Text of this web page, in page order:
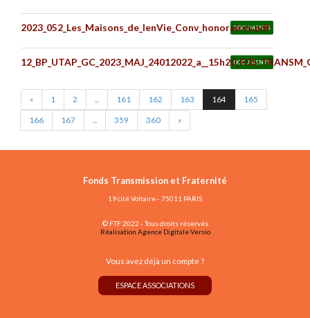
DOCUMENTS
2023_052_Les_Maisons_de_lenVie_Conv_honoraires.pdf
DOCUMENTS
« 1 2 161 162 163 164 165
166 167 359 360 »
Fonds Transmission et Fraternité
19 cité Voltaire - 75011 PARIS
© FTF 2022 - Tous droits réservés
Réalisation Agence Digitale Versio
Vous avez déjà un compte ?
ESPACE ASSOCIATIONS